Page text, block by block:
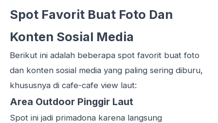
Spot Favorit Buat Foto Dan
Konten Sosial Media
Berikut ini adalah beberapa spot favorit buat foto
dan konten sosial media yang paling sering diburu,
khususnya di cafe-cafe view laut:
Area Outdoor Pinggir Laut
Spot ini jadi primadona karena langsung